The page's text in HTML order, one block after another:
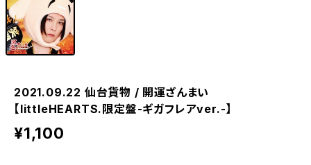
2021.09.22 仙台貨物 / 開運ざんまい
【littleHEARTS.限定盤-ギガフレアver.-】
¥1,100